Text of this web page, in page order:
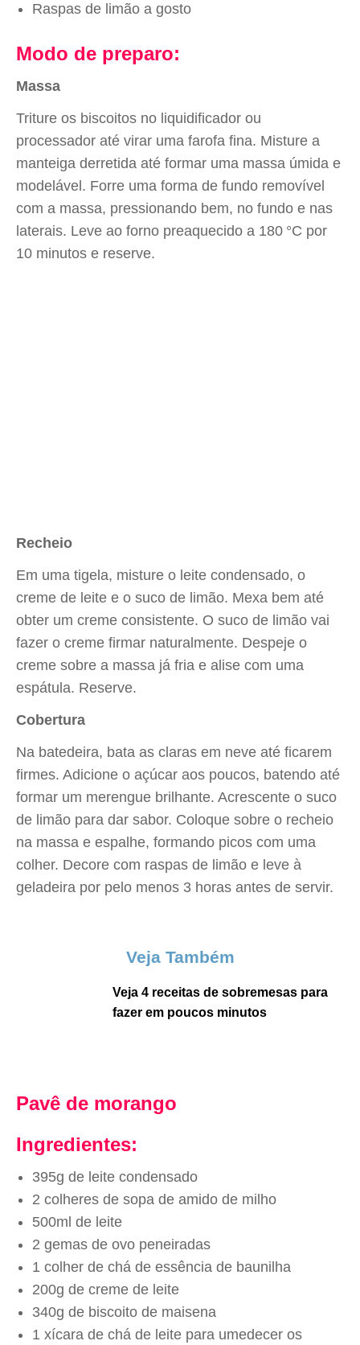
Raspas de limão a gosto
Modo de preparo:
Massa
Triture os biscoitos no liquidificador ou
processador até virar uma farofa fina. Misture a
manteiga derretida até formar uma massa úmida e
modelável. Forre uma forma de fundo removível
com a massa, pressionando bem, no fundo e nas
laterais. Leve ao forno preaquecido a 180 °C por
10 minutos e reserve.
Recheio
Em uma tigela, misture o leite condensado, o
creme de leite e o suco de limão. Mexa bem até
obter um creme consistente. O suco de limão vai
fazer o creme firmar naturalmente. Despeje o
creme sobre a massa já fria e alise com uma
espátula. Reserve.
Cobertura
Na batedeira, bata as claras em neve até ficarem
firmes. Adicione o açúcar aos poucos, batendo até
formar um merengue brilhante. Acrescente o suco
de limão para dar sabor. Coloque sobre o recheio
na massa e espalhe, formando picos com uma
colher. Decore com raspas de limão e leve à
geladeira por pelo menos 3 horas antes de servir.
Veja Também
Veja 4 receitas de sobremesas para
fazer em poucos minutos
Pavê de morango
Ingredientes:
395g de leite condensado
2 colheres de sopa de amido de milho
500ml de leite
2 gemas de ovo peneiradas
1 colher de chá de essência de baunilha
200g de creme de leite
340g de biscoito de maisena
1 xícara de chá de leite para umedecer os